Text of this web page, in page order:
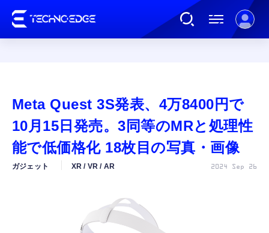
AI
ガジェット
カルチャー
Meta Quest 3S発表、4万8400円で
10月15日発売。3同等のMRと処理性
能で低価格化 18枚目の写真・画像
ガジェット XR / VR / AR 2024 Sep 26